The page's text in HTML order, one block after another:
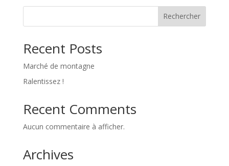
Rechercher
Recent Posts
Marché de montagne
Ralentissez !
Recent Comments
Aucun commentaire à afficher.
Archives